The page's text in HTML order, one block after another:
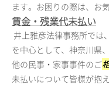
ます。お困りの際は、お
賃金・残業代未払い
井上雅彦法律事務所では
を中心として、神奈川県
他の民事・家事事件のご
未払いについて皆様が抱